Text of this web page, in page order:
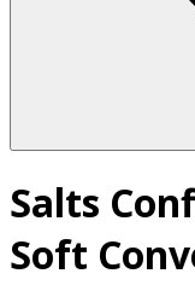
Salts
Soft